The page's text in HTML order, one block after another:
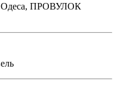
Одеса, ПРОВУЛОК